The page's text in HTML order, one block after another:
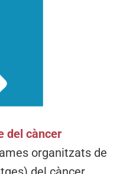
del càncer
organitzats de